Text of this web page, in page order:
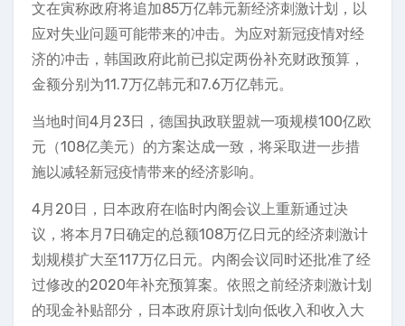
文在寅称政府将追加85万亿韩元新经济刺激计划，以
应对失业问题可能带来的冲击。为应对新冠疫情对经
济的冲击，韩国政府此前已拟定两份补充财政预算，
金额分别为11.7万亿韩元和7.6万亿韩元。
当地时间4月23日，德国执政联盟就一项规模100亿欧
元（108亿美元）的方案达成一致，将采取进一步措
施以减轻新冠疫情带来的经济影响。
4月20日，日本政府在临时内阁会议上重新通过决
议，将本月7日确定的总额108万亿日元的经济刺激计
划规模扩大至117万亿日元。内阁会议同时还批准了经
过修改的2020年补充预算案。依照之前经济刺激计划
的现金补贴部分，日本政府原计划向低收入和收入大